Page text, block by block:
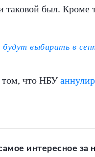
был.
выбирать в
том, что НБУ
интересное